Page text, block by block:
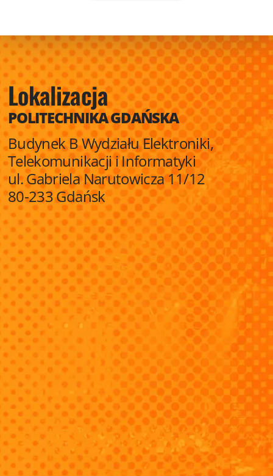
Lokalizacja
POLITECHNIKA GDAŃSKA
Budynek B Wydziału Elektroniki,
Telekomunikacji i Informatyki
ul. Gabriela Narutowicza 11/12
80-233 Gdańsk